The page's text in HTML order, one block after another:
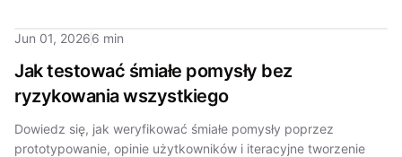
Jun 01, 20266 min
Jak testować śmiałe pomysły bez
ryzykowania wszystkiego
Dowiedz się, jak weryfikować śmiałe pomysły poprzez
prototypowanie, opinie użytkowników i iteracyjne tworzenie